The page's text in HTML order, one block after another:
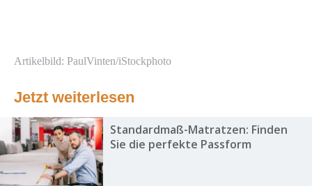
Artikelbild: PaulVinten/iStockphoto
Jetzt weiterlesen
Standardmaß-Matratzen: Finden
Sie die perfekte Passform